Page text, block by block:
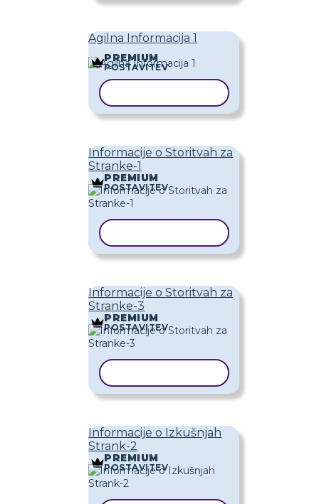
Agilna Informacija 1
PREMIUM
POSTAVITEV
Informacije o Storitvah za
Stranke-1
PREMIUM
POSTAVITEV
Informacije o Storitvah za
Stranke-3
PREMIUM
POSTAVITEV
Informacije o Izkušnjah
Strank-2
PREMIUM
POSTAVITEV